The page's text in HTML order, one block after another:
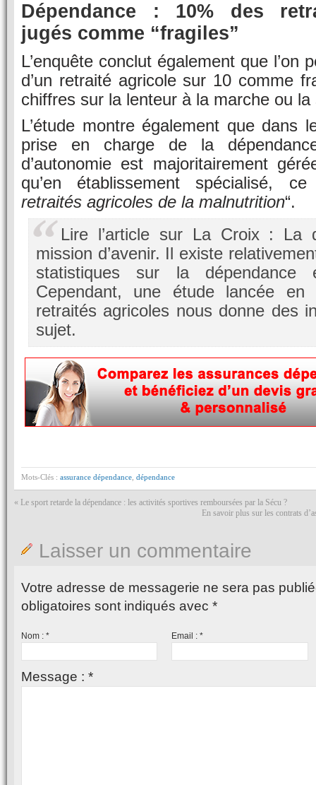
Dépendance : 10% des
jugés comme “fragiles”
L’enquête conclut également que l’on
d’un retraité agricole sur 10 comme
chiffres sur la lenteur à la marche ou la
L’étude montre également que dans
prise en charge de la
d’autonomie est majoritairement
qu’en établissement spécialisé,
retraités agricoles de la malnutrition“.
Lire l’article sur La Croix : La
mission d’avenir. Il existe
statistiques sur la dépendance
Cependant, une étude lancée en
retraités agricoles nous donne des
sujet.
Mots-Clés : assurance dépendance dépendance
« Le sport retarde la dépendance : les activités sportives remboursées par la Sécu ?
En savoir plus sur les contrats
Laisser un commentaire
Votre adresse de messagerie ne sera pas
obligatoires sont indiqués avec *
Nom : * Email :*
Message : *